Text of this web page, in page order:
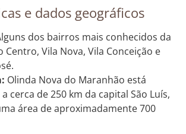
e dados geográficos
dos bairros mais conhecidos da
Centro, Vila Nova, Vila Conceição e
Olinda Nova do Maranhão está
cerca de 250 km da capital São Luís,
área de aproximadamente 700